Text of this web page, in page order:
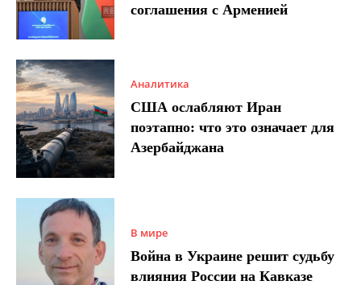
соглашения с Арменией
Аналитика
США ослабляют Иран
поэтапно: что это означает для
Азербайджана
В мире
Война в Украине решит судьбу
влияния России на Кавказе